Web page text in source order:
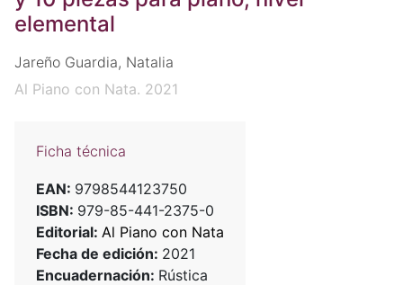
elemental
Jareño Guardia, Natalia
Al Piano con Nata. 2021
Ficha técnica
EAN: 9798544123750
ISBN: 979-85-441-2375-0
Editorial: Al Piano con Nata
Fecha de edición: 2021
Encuadernación: Rústica